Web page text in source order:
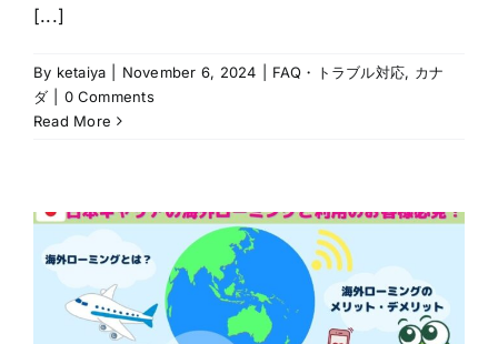
[...]
By ketaiya November 6, 2024 FAQ・トラブル対応, カナ
ダ
0 Comments
Read More